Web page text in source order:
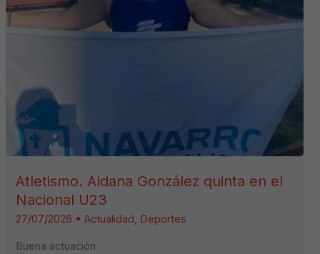
Atletismo. Aldana González quinta en el
Nacional U23
27/07/2026 •Actualidad, Deportes
Buena actuación